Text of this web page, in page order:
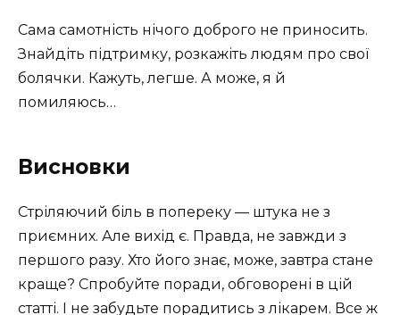
Сама самотність нічого доброго не приносить.
Знайдіть підтримку, розкажіть людям про свої
болячки. Кажуть, легше. А може, я й
помиляюсь…
Висновки
Стріляючий біль в попереку — штука не з
приємних. Але вихід є. Правда, не завжди з
першого разу. Хто його знає, може, завтра стане
краще? Спробуйте поради, обговорені в цій
статті. І не забудьте порадитись з лікарем. Все ж